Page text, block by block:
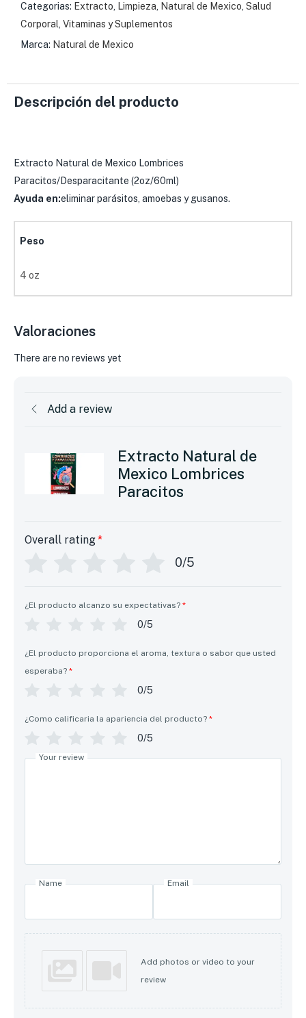
Categorias: Extracto, Limpieza, Natural de Mexico, Salud
Corporal, Vitaminas y Suplementos
Marca: Natural de Mexico
Descripción del producto
Extracto Natural de Mexico Lombrices
Paracitos/Desparacitante (2oz/60ml)
Ayuda en:eliminar parásitos, amoebas y gusanos.
Peso
4 oz
Valoraciones
There are no reviews yet
Add a review
Extracto Natural de
Mexico Lombrices
Paracitos
Overall rating*
0/5
¿El producto alcanzo su expectativas? *
0/5
¿El producto proporciona el aroma, textura o sabor que usted
esperaba? *
0/5
¿Como calificaria la apariencia del producto? *
0/5
Your review
Name Email
Add photos or video to your
review